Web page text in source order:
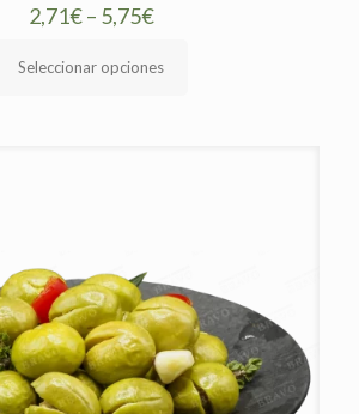
2,71€– 5,75€
Seleccionar opciones
Este